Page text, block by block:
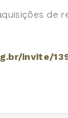
de
invite/